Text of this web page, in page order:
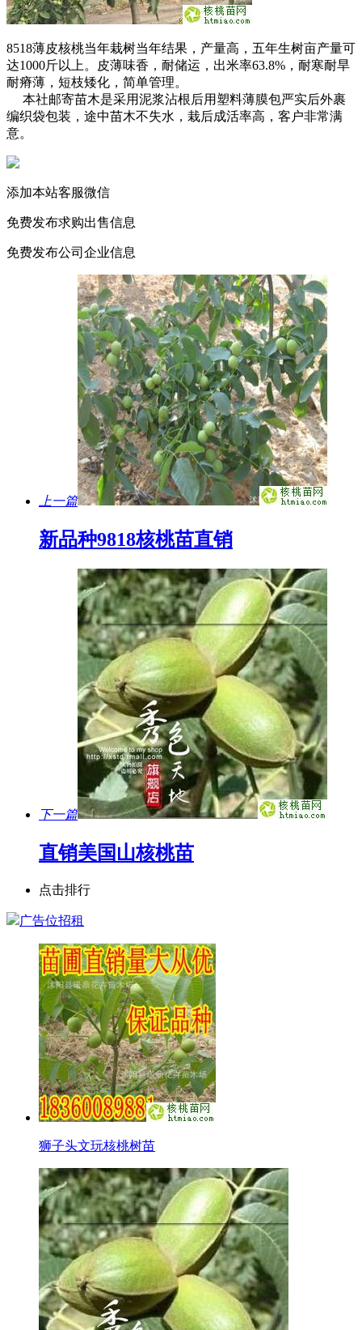
8518薄皮核桃当年栽树当年结果，产量高，五年生树亩产量可
达1000斤以上。皮薄味香，耐储运，出米率63.8%，耐寒耐旱
耐瘠薄，短枝矮化，简单管理。
本社邮寄苗木是采用泥浆沾根后用塑料薄膜包严实后外裹
编织袋包装，途中苗木不失水，栽后成活率高，客户非常满
意。
添加本站客服微信
免费发布求购出售信息
免费发布公司企业信息
上一篇
新品种9818核桃苗直销
下一篇
直销美国山核桃苗
点击排行
广告位招租
狮子头文玩核桃树苗